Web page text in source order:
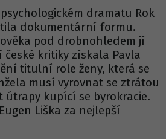
dramatu Rok
dokumentární formu.
pod drobnohledem jí
české kritiky získala Pavla
titulní role ženy, která se
musí vyrovnat se ztrátou
útrapy kupící se byrokracie.
Liška za nejlepší